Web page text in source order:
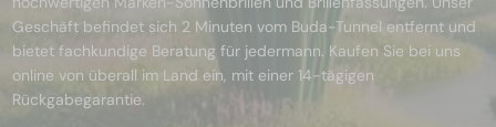
Geschäft befindet sich 2 Minuten vom Buda-Tunnel entfernt und
bietet fachkundige Beratung für jedermann. Kaufen Sie bei uns
online von überall im Land ein, mit einer 14-tägigen
Rückgabegarantie.